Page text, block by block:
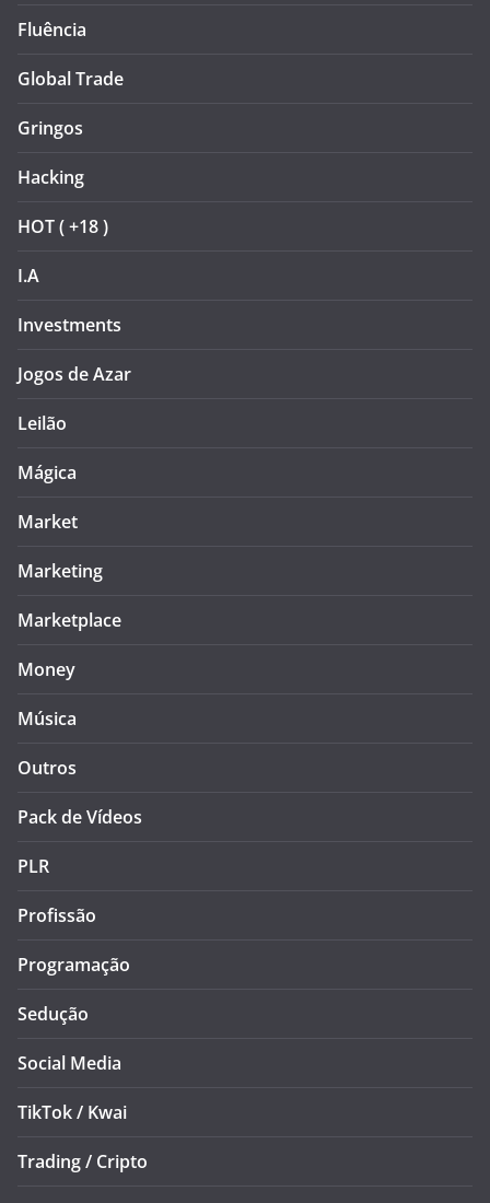
Fluência
Global Trade
Gringos
Hacking
HOT ( +18 )
I.A
Investments
Jogos de Azar
Leilão
Mágica
Market
Marketing
Marketplace
Money
Música
Outros
Pack de Vídeos
PLR
Profissão
Programação
Sedução
Social Media
TikTok / Kwai
Trading / Cripto